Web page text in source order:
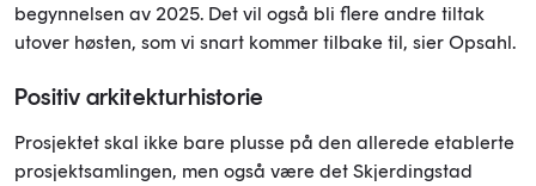
begynnelsen av 2025. Det vil også bli flere andre tiltak
utover høsten, som vi snart kommer tilbake til, sier Opsahl.
Positiv arkitekturhistorie
Prosjektet skal ikke bare plusse på den allerede etablerte
prosjektsamlingen, men også være det Skjerdingstad